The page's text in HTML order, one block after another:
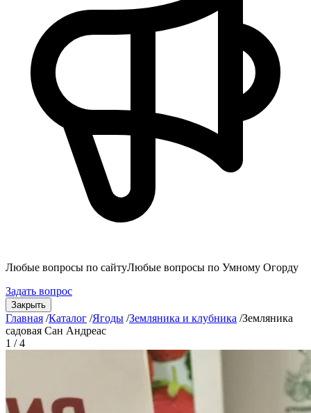
Любые вопросы по сайтуЛюбые вопросы по Умному Огорду
Задать вопрос
Закрыть
Главная /Каталог /Ягоды /Земляника и клубника /Земляника
садовая Сан Андреас
1 / 4